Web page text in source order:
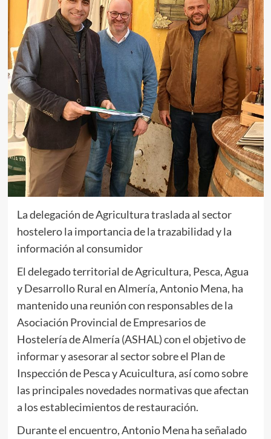
La delegación de Agricultura traslada al sector
hostelero la importancia de la trazabilidad y la
información al consumidor
El delegado territorial de Agricultura, Pesca, Agua
y Desarrollo Rural en Almería, Antonio Mena, ha
mantenido una reunión con responsables de la
Asociación Provincial de Empresarios de
Hostelería de Almería (ASHAL) con el objetivo de
informar y asesorar al sector sobre el Plan de
Inspección de Pesca y Acuicultura, así como sobre
las principales novedades normativas que afectan
a los establecimientos de restauración.
Durante el encuentro, Antonio Mena ha señalado